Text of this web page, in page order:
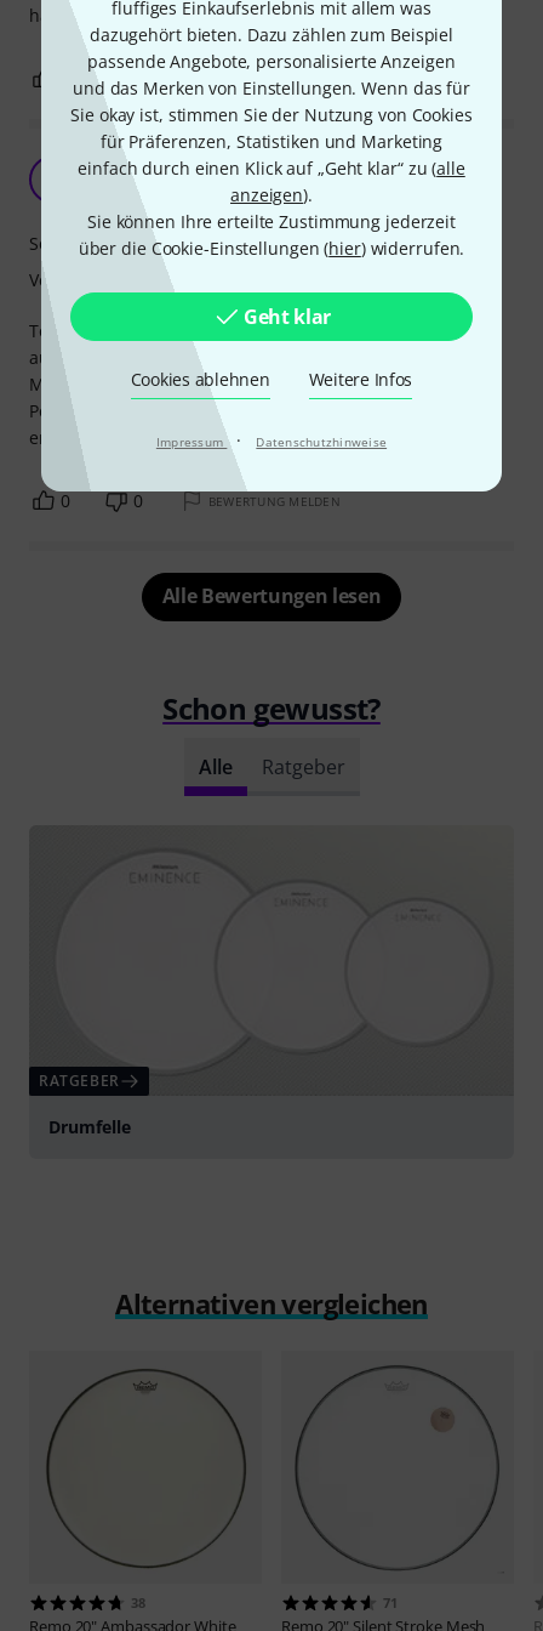
fluffiges Einkaufserlebnis mit allem was
dazugehört bieten. Dazu zählen zum Beispiel
passende Angebote, personalisierte Anzeigen
und das Merken von Einstellungen. Wenn das für
Sie okay ist, stimmen Sie der Nutzung von Cookies
für Präferenzen, Statistiken und Marketing
einfach durch einen Klick auf „Geht klar“ zu (alle
anzeigen).
Sie können Ihre erteilte Zustimmung jederzeit
über die Cookie-Einstellungen (hier) widerrufen.
Geht klar
Cookies ablehnen Weitere Infos
Impressum · Datenschutzhinweise
hat ein Resofell für die Ewigkeit und für alle Stilrichtungen.
BEWERTUNG MELDEN
Jazz, Rock oder Pop
Davidgeri 14.01.2021
Toll für Reso oder Beater Seite. Mit "Feltstrips" kann einer
auch ein Bonham sound aus dem 20 Kick bekommen.
Mit einem einfachem Bass Drum Kissen kann Man
Powerstroke3 sound replizieren - und sich dabei 20€
ersparen.
Sound
Verarbeitung
0 0 BEWERTUNG MELDEN
Alle Bewertungen lesen
Schon gewusst?
Alle Ratgeber
RATGEBER
Drumfelle
Alternativen vergleichen
38
Remo 20" Ambassador White
71
Remo 20" Silent Stroke Mesh